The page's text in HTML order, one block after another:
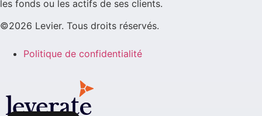
les fonds ou les actifs de ses clients.
©2026 Levier. Tous droits réservés.
Politique de confidentialité